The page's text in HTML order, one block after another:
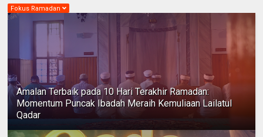
Fokus Ramadan
Amalan Terbaik pada 10 Hari Terakhir Ramadan:
Momentum Puncak Ibadah Meraih Kemuliaan Lailatul
Qadar